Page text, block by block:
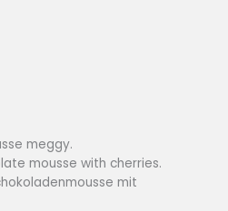
meggy.
mousse with cherries.
mit